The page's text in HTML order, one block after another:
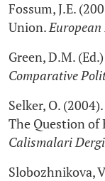
Fossum, J.E.
Union.
Green, D.M.
Comparative
Selker, O.
The Question
Calismalari
Slobozhnikova,